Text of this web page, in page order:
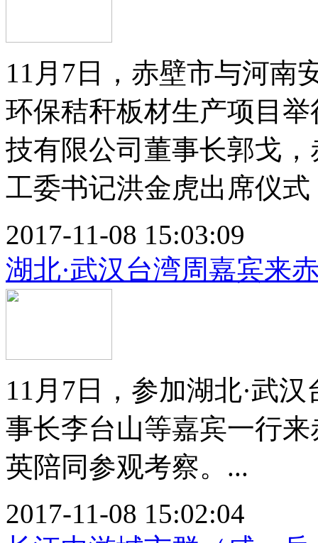
11月7日，赤壁市与河南
环保秸秆板材生产项目
技有限公司董事长郭戈
工委书记洪金虎出席仪式
2017-11-08 15:03:09
湖北·武汉台湾周嘉宾来
11月7日，参加湖北·武
事长李台山等嘉宾一行
英陪同参观考察。...
2017-11-08 15:02:04